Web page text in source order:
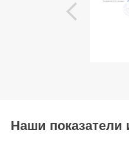
Наши показатели